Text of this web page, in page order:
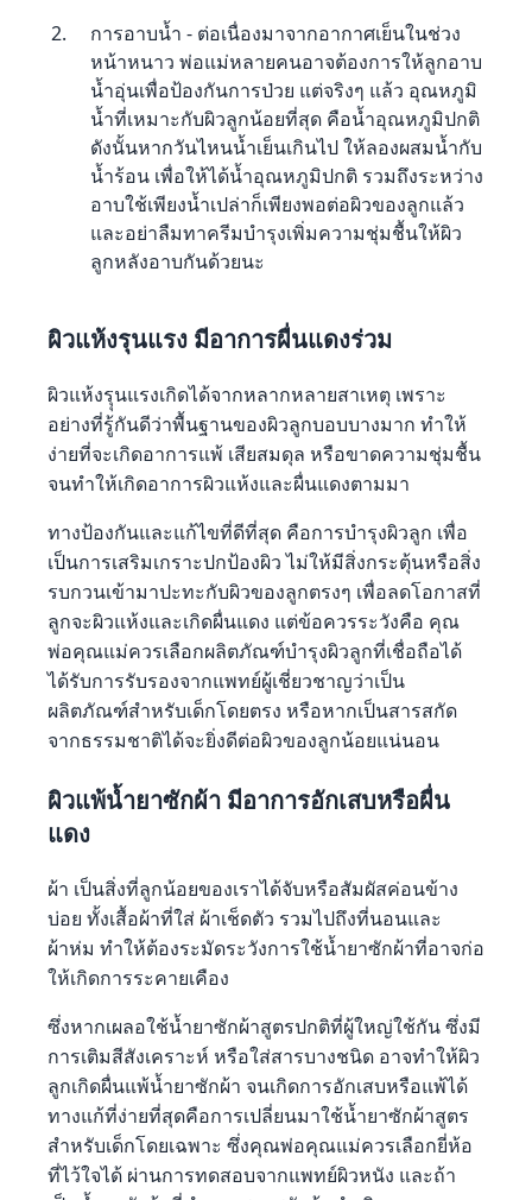
การอาบน้ำ - ต่อเนื่องมาจากอากาศเย็นในช่วง
หน้าหนาว พ่อแม่หลายคนอาจต้องการให้ลูกอาบ
น้ำอุ่นเพื่อป้องกันการป่วย แต่จริงๆ แล้ว อุณหภูมิ
น้ำที่เหมาะกับผิวลูกน้อยที่สุด คือน้ำอุณหภูมิปกติ
ดังนั้นหากวันไหนน้ำเย็นเกินไป ให้ลองผสมน้ำกับ
น้ำร้อน เพื่อให้ได้น้ำอุณหภูมิปกติ รวมถึงระหว่าง
อาบใช้เพียงน้ำเปล่าก็เพียงพอต่อผิวของลูกแล้ว
และอย่าลืมทาครีมบำรุงเพิ่มความชุ่มชื้นให้ผิว
ลูกหลังอาบกันด้วยนะ
ผิวแห้งรุนแรง มีอาการผื่นแดงร่วม
ผิวแห้งรุุนแรงเกิดได้จากหลากหลายสาเหตุ เพราะ
อย่างที่รู้กันดีว่าพื้นฐานของผิวลูกบอบบางมาก ทำให้
ง่ายที่จะเกิดอาการแพ้ เสียสมดุล หรือขาดความชุ่มชื้น
จนทำให้เกิดอาการผิวแห้งและผื่นแดงตามมา
ทางป้องกันและแก้ไขที่ดีที่สุด คือการบำรุงผิวลูก เพื่อ
เป็นการเสริมเกราะปกป้องผิว ไม่ให้มีสิ่งกระตุ้นหรือสิ่ง
รบกวนเข้ามาปะทะกับผิวของลูกตรงๆ เพื่อลดโอกาสที่
ลูกจะผิวแห้งและเกิดผื่นแดง แต่ข้อควรระวังคือ คุณ
พ่อคุณแม่ควรเลือกผลิตภัณฑ์บำรุงผิวลูกที่เชื่อถือได้
ได้รับการรับรองจากแพทย์ผู้เชี่ยวชาญว่าเป็น
ผลิตภัณฑ์สำหรับเด็กโดยตรง หรือหากเป็นสารสกัด
จากธรรมชาติได้จะยิ่งดีต่อผิวของลูกน้อยแน่นอน
ผิวแพ้น้ำยาซักผ้า มีอาการอักเสบหรือผื่น
แดง
ผ้า เป็นสิ่งที่ลูกน้อยของเราได้จับหรือสัมผัสค่อนข้าง
บ่อย ทั้งเสื้อผ้าที่ใส่ ผ้าเช็ดตัว รวมไปถึงที่นอนและ
ผ้าห่ม ทำให้ต้องระมัดระวังการใช้น้ำยาซักผ้าที่อาจก่อ
ให้เกิดการระคายเคือง
ซึ่งหากเผลอใช้น้ำยาซักผ้าสูตรปกติที่ผู้ใหญ่ใช้กัน ซึ่งมี
การเติมสีสังเคราะห์ หรือใส่สารบางชนิด อาจทำให้ผิว
ลูกเกิดผื่นแพ้น้ำยาซักผ้า จนเกิดการอักเสบหรือแพ้ได้
ทางแก้ที่ง่ายที่สุดคือการเปลี่ยนมาใช้น้ำยาซักผ้าสูตร
สำหรับเด็กโดยเฉพาะ ซึ่งคุณพ่อคุณแม่ควรเลือกยี่ห้อ
ที่ไว้ใจได้ ผ่านการทดสอบจากแพทย์ผิวหนัง และถ้า